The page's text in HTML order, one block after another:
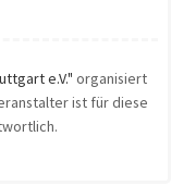
e.V." organisiert
ist für diese